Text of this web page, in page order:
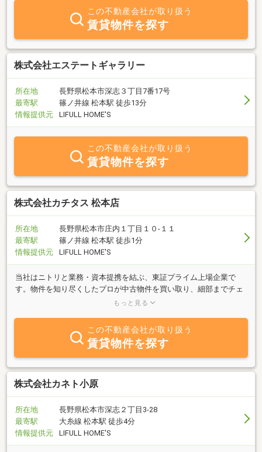
「売りたい・貸したい」などの情報もお待ちしております。公開中
のホームページは物件情報満載で、随時更新しておりますので是非
ご覧ください。弊社は、親切・丁寧をモットーにお電話での対応、
メールでの対応をいたしております。お客様の夢を叶えるお手伝い
を私共に是非ともさせてください！直接ご来店なさるお客様は松本
駅から徒歩４分に位置し、駐車場も完備しておりますので安心して
待ちしております。
この不動産会社が取り扱う
賃貸物件を探す
株式会社エステートギャラリー
所在地
長野県松本市深志３丁目7番17号
最寄駅
篠ノ井線 松本駅 徒歩13分
情報提供元
LIFULL HOME'S
この不動産会社が取り扱う
賃貸物件を探す
株式会社カチタス 松本店
所在地
長野県松本市庄内１丁目１０‐１１
最寄駅
篠ノ井線 松本駅 徒歩1分
情報提供元
LIFULL HOME'S
当社はニトリと業務・資本提携を結ぶ、東証プライム上場企業で
す。物件を知り尽くしたプロが中古物件を買い取り、細部までチェ
ックし、自社規格に沿って丁寧にリフォームしているので、ご購入
もっと見る
この不動産会社が取り扱う
賃貸物件を探す
株式会社カネト小原
所在地
長野県松本市深志２丁目3-28
最寄駅
大糸線 松本駅 徒歩4分
情報提供元
LIFULL HOME'S